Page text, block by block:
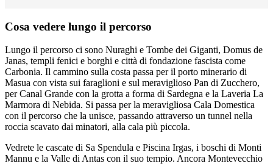
Cosa vedere lungo il percorso
Lungo il percorso ci sono Nuraghi e Tombe dei Giganti, Domus de
Janas, templi fenici e borghi e città di fondazione fascista come
Carbonia. Il cammino sulla costa passa per il porto minerario di
Masua con vista sui faraglioni e sul meraviglioso Pan di Zucchero,
per Canal Grande con la grotta a forma di Sardegna e la Laveria La
Marmora di Nebida. Si passa per la meravigliosa Cala Domestica
con il percorso che la unisce, passando attraverso un tunnel nella
roccia scavato dai minatori, alla cala più piccola.
Vedrete le cascate di Sa Spendula e Piscina Irgas, i boschi di Monti
Mannu e la Valle di Antas con il suo tempio. Ancora Montevecchio